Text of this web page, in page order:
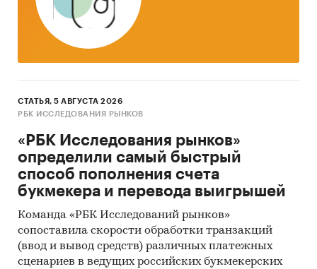
аналогичному периоду предыдущего года.
Указаны регионы с максимальным и
минимальным приростом за аналогичный
2. Данные по потребительским ценам на кур
охлажденных и мороженых в разрезе
федеральных округов
Динамика цены в актуальном месяце по
федеральным округам, 2017-2025
Темпы прироста цены в актуальном месяце
аналогичному периоду предыдущего года
по федеральным округам, 2017-2025
Динамика средней цены по кварталам 2024-
2025 в разрезе федеральных округов
СТАТЬЯ, 5 АВГУСТА 2026
РБК ИССЛЕДОВАНИЯ РЫНКОВ
«РБК Исследования рынков»
определили самый быстрый
способ пополнения счета
букмекера и перевода выигрышей
Команда «РБК Исследований рынков»
сопоставила скорости обработки транзакций
(ввод и вывод средств) различных платежных
сценариев в ведущих российских букмекерских